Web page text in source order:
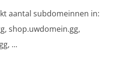
aantal subdomeinnen in:
shop.uwdomein.gg,
...